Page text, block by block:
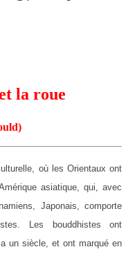
la roue
où les Orientaux ont
asiatique, qui, avec
Japonais, comporte
Les bouddhistes ont
un siècle, et ont marqué en